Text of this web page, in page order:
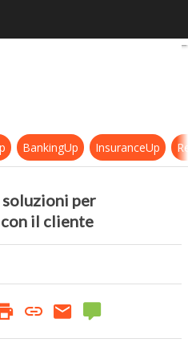
digitale, ecco le soluzioni
BankingUp InsuranceUp
soluzioni per
il cliente